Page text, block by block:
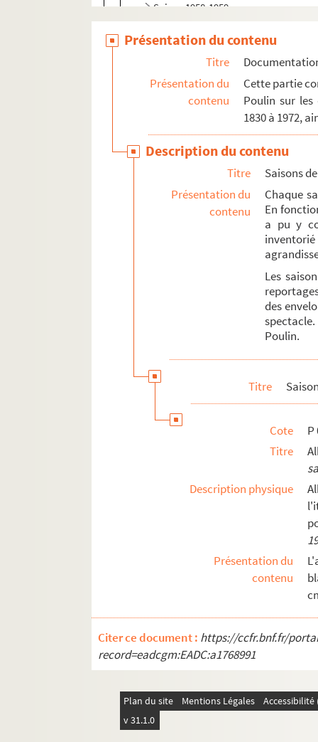
Saison 1958-1959
Divers spectacles à l'Opéra de Lyon,
Documentation portant sur d'autres
Présentation du contenu
Titre
Présentation du
contenu
Cette partie
Poulin sur les
1830 à 1972,
Description du contenu
Titre
Saisons
Présentation du
contenu
Chaque
En
a pu y
Les
des
Poulin.
Titre
Cote
P
Titre
Description physique
Présentation du
contenu
Citer ce document : https://ccfr.bnf.fr/
record=eadcgm:EADC:a1768991
Plan du site Mentions Légales
v 31.1.0